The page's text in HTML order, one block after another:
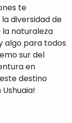
te
diversidad de
la naturaleza
algo para todos
sur del
en
destino